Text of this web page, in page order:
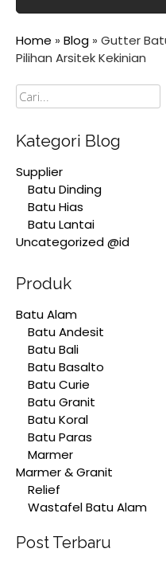
Home » Blog » Gutter
Pilihan Arsitek Kekinian
Cari
Kategori Blog
Supplier
Batu Dinding
Batu Hias
Batu Lantai
Uncategorized @id
Produk
Batu Alam
Batu Andesit
Batu Bali
Batu Basalto
Batu Curie
Batu Granit
Batu Koral
Batu Paras
Marmer
Marmer & Granit
Relief
Wastafel Batu Alam
Post Terbaru